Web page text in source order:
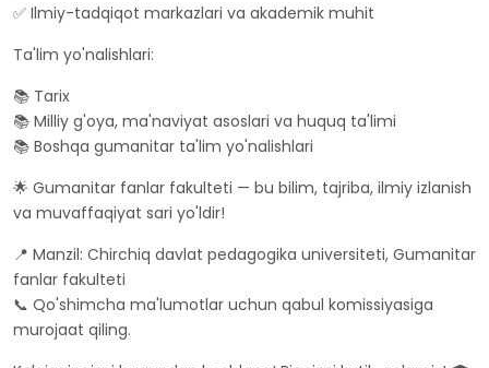
✅ Ilmiy-tadqiqot markazlari va akademik muhit
Ta'lim yo'nalishlari:
📚 Tarix
📚 Milliy g'oya, ma'naviyat asoslari va huquq ta'limi
📚 Boshqa gumanitar ta'lim yo'nalishlari
🌟 Gumanitar fanlar fakulteti — bu bilim, tajriba, ilmiy izlanish
va muvaffaqiyat sari yo'ldir!
📍 Manzil: Chirchiq davlat pedagogika universiteti, Gumanitar
fanlar fakulteti
📞 Qo'shimcha ma'lumotlar uchun qabul komissiyasiga
murojaat qiling.